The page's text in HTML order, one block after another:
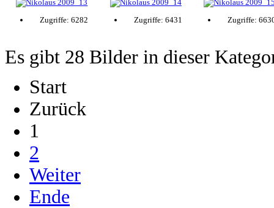
Zugriffe: 6282 Zugriffe: 6431 Zugriffe:
Es gibt 28 Bilder in dieser
Start
Zurück
1
2
Weiter
Ende